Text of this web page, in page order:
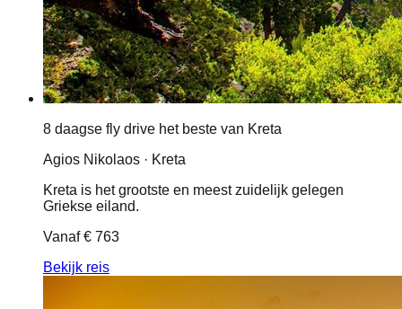
8 daagse fly drive het beste van Kreta
Agios Nikolaos · Kreta
Kreta is het grootste en meest zuidelijk gelegen
Griekse eiland.
Vanaf€ 763
Bekijk reis